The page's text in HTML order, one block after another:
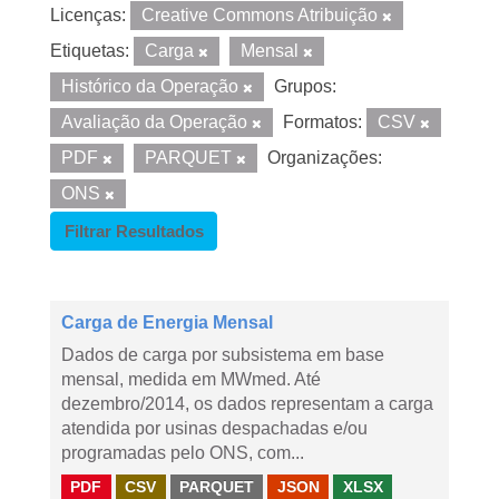
Licenças:
Creative Commons Atribuição
Etiquetas:
Carga
Mensal
Histórico da Operação
Grupos:
Avaliação da Operação
Formatos:
CSV
PDF
PARQUET
Organizações:
ONS
Filtrar Resultados
Carga de Energia Mensal
Dados de carga por subsistema em base
mensal, medida em MWmed. Até
dezembro/2014, os dados representam a carga
atendida por usinas despachadas e/ou
programadas pelo ONS, com...
PDF CSV PARQUET JSON XLSX